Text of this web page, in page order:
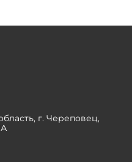
г. Череповец,